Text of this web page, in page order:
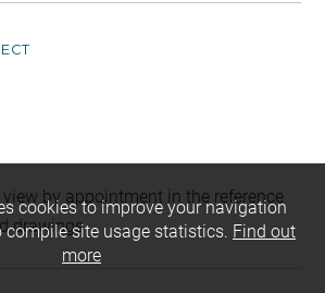
by appointment in the reference
drawings
cookies to improve your navigation
compile site usage statistics. Find out
more